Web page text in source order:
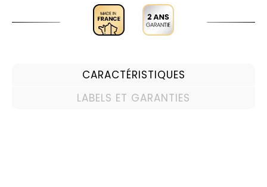
CARACTÉRISTIQUES
LABELS ET GARANTIES